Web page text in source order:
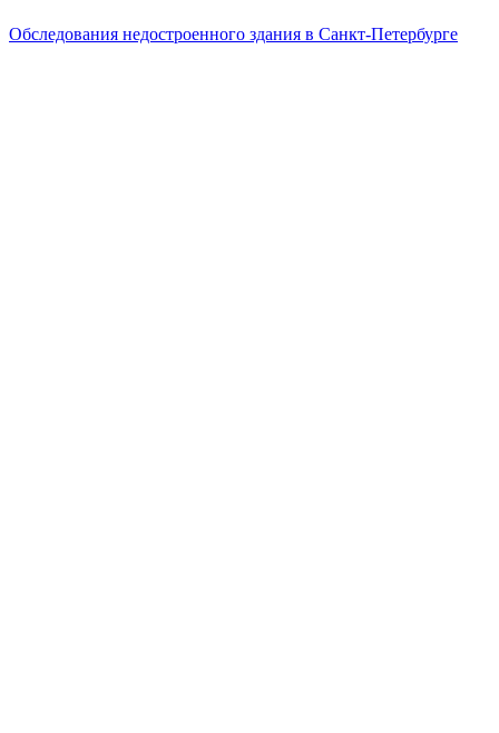
Обследования недостроенного здания в Санкт-Петербурге